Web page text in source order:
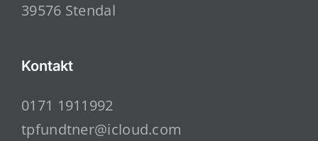
39576 Stendal
Kontakt
0171 1911992
tpfundtner@icloud.com